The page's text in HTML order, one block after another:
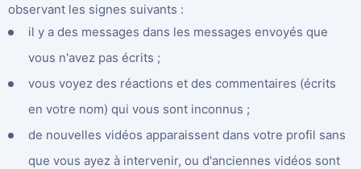
observant les signes suivants :
il y a des messages dans les messages envoyés que
vous n'avez pas écrits ;
vous voyez des réactions et des commentaires (écrits
en votre nom) qui vous sont inconnus ;
de nouvelles vidéos apparaissent dans votre profil sans
que vous ayez à intervenir, ou d'anciennes vidéos sont